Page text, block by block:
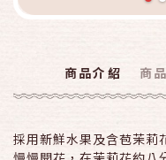
商品介紹 商
採用新鮮水果及含苞茉莉